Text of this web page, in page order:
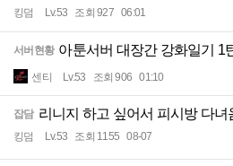
킹덤 Lv.53 조회 927 06:01
서버현황 아툰서버 대장간 강화일기 1
센티 Lv.53 조회 906 01:10
잡담 리니지 하고 싶어서 피시방 다녀
킹덤 Lv.53 조회 1155 08-07